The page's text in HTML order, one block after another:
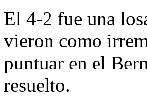
El 4-2 fue una
vieron como
puntuar en el
resuelto.